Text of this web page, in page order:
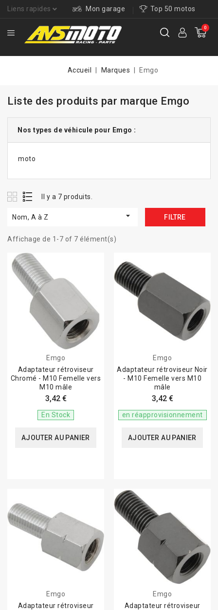
Liens rapides Mon garage Top 50 motos
0
Accueil Marques Emgo
Liste des produits par marque Emgo
Nos types de véhicule pour Emgo :
moto
Il y a 7 produits.
Nom, A à Z  FILTRE
Affichage de 1-7 of 7 élément(s)
Emgo
Adaptateur rétroviseur
Chromé - M10 Femelle vers
M10 mâle
3,42 €
En Stock
AJOUTER AU PANIER
Emgo
Adaptateur rétroviseur Noir
- M10 Femelle vers M10
mâle
3,42 €
en réapprovisionnement
AJOUTER AU PANIER
Emgo
Adaptateur rétroviseur
Emgo
Adaptateur rétroviseur